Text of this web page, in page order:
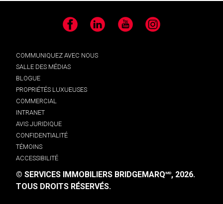
Facebook LinkedIn YouTube Instagram
COMMUNIQUEZ AVEC NOUS
SALLE DES MÉDIAS
BLOGUE
PROPRIÉTÉS LUXUEUSES
COMMERCIAL
INTRANET
AVIS JURIDIQUE
CONFIDENTIALITÉ
TÉMOINS
ACCESSIBILITÉ
© SERVICES IMMOBILIERS BRIDGEMARQMD, 2026.
TOUS DROITS RÉSERVÉS.